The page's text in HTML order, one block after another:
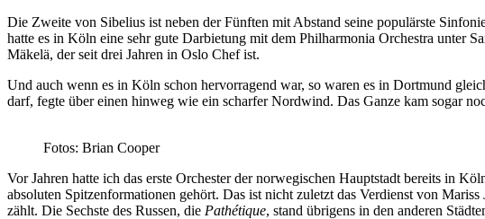
Die Zweite von Sibelius ist neben der Fünften mit Abstand seine populärste
hatte es in Köln eine sehr gute Darbietung mit dem Philharmonia Orchestra unter
Mäkelä, der seit drei Jahren in Oslo Chef ist.
Und auch wenn es in Köln schon hervorragend war, so waren es in Dortmund
darf, fegte über einen hinweg wie ein scharfer Nordwind. Das Ganze kam sogar
Fotos: Brian Cooper
Vor Jahren hatte ich das erste Orchester der norwegischen Hauptstadt bereits in
absoluten Spitzenformationen gehört. Das ist nicht zuletzt das Verdienst von
zählt. Die Sechste des Russen, die Pathétique, stand übrigens in den anderen